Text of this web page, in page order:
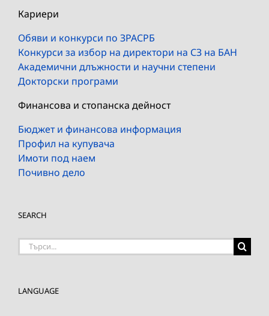
Кариери
Обяви и конкурси по ЗРАСРБ
Конкурси за избор на директори на СЗ на БАН
Академични длъжности и научни степени
Докторски програми
Финансова и стопанска дейност
Бюджет и финансова информация
Профил на купувача
Имоти под наем
Почивно дело
SEARCH
Търсене
LANGUAGE